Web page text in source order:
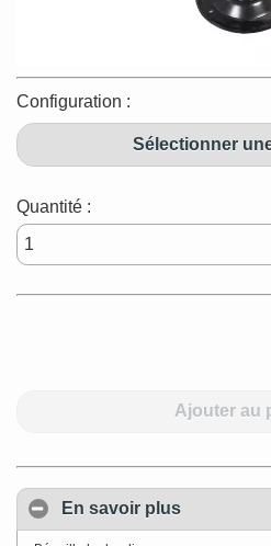
Configuration :
Sélectionner
Quantité :
Ajouter au
En savoir plus